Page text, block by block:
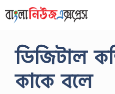
to
ডিজিটাল
কাকে বলে